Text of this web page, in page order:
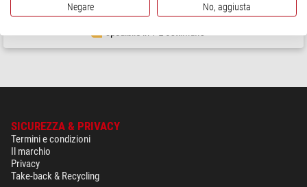
$ 12,90
spedibile in 1-2 settimane
SICUREZZA & PRIVACY
Termini e condizioni
Il marchio
Privacy
Take-back & Recycling
Negare No, aggiusta